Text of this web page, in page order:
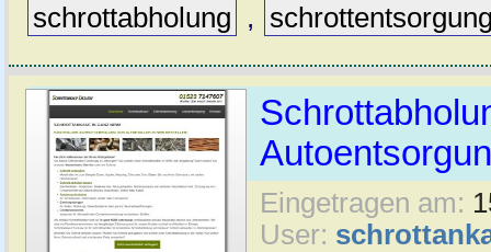
schrottabholung ,
Eingetragen am:
User: